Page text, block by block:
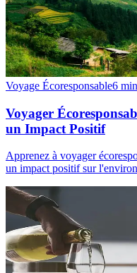
Voyage Écoresponsable6 min
Voyager
un Impact Positif
Apprenez à voyager
un impact positif sur